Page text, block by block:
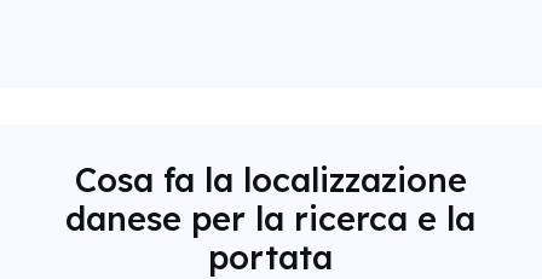
Cosa fa la localizzazione
danese per la ricerca e la
portata